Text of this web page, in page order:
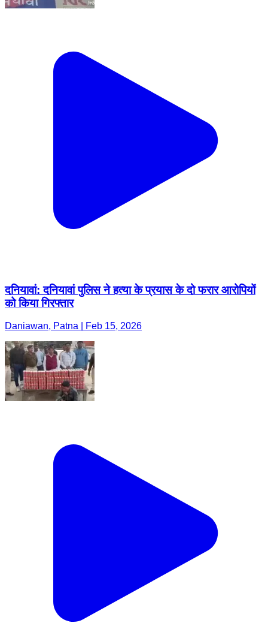
दनियावां: दनियावां पुलिस ने हत्या के प्रयास के दो फरार आरोपियों
को किया गिरफ्तार
Daniawan, Patna | Feb 15, 2026